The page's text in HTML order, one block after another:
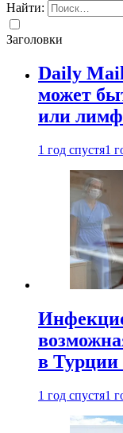
Найти:
Заголовки
Daily
может
или
1 год спустя1
в Турции
1 год спустя1